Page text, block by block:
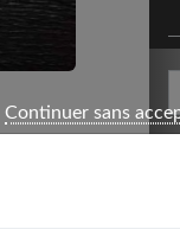
ne
Continuer sans